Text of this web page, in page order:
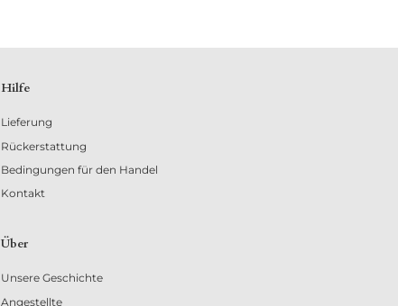
Hilfe
Lieferung
Rückerstattung
Bedingungen für den Handel
Kontakt
Über
Unsere Geschichte
Angestellte